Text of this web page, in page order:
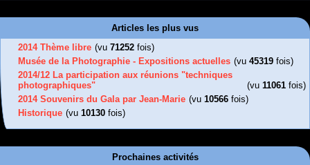
Articles les plus vus
2014 Thème libre (vu 71252 fois)
Musée de la Photographie - Expositions actuelles (vu 45319 fois)
2014/12 La participation aux réunions "techniques
photographiques"
(vu 11061 fois)
2014 Souvenirs du Gala par Jean-Marie (vu 10566 fois)
Historique (vu 10130 fois)
Prochaines activités